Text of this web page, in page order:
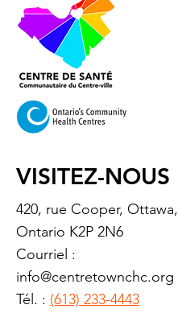
VISITEZ-NOUS
420, rue Cooper, Ottawa,
Ontario K2P 2N6
Courriel :
info@centretownchc.org
Tél. : (613) 233-4443